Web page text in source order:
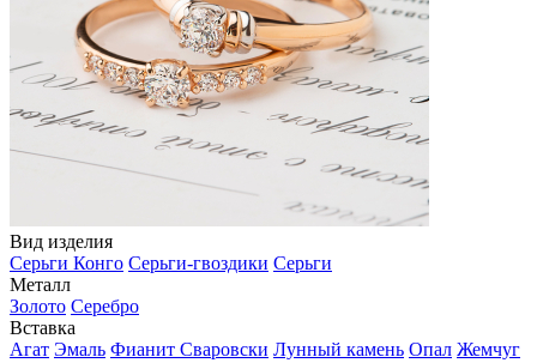
Вид изделия
Серьги Конго Серьги-гвоздики Серьги
Металл
Золото Серебро
Вставка
Агат Эмаль Фианит Сваровски Лунный камень Опал Жемчуг